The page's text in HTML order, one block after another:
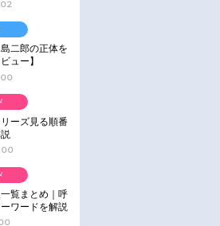
二郎の正体を
ュー】
ーズ見る順番
一覧まとめ｜呼
ワードを解説